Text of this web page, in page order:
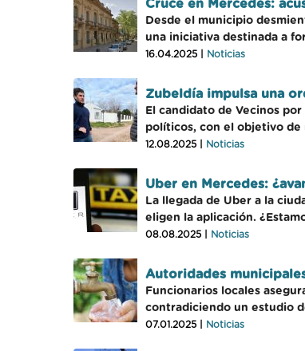
Cruce en Mercedes:
Desde el municipio
una iniciativa destinada a
16.04.2025 | Noticias
Zubeldía impulsa una
El candidato de Vecinos
políticos, con el objetivo de
12.08.2025 | Noticias
Uber en Mercedes:
La llegada de Uber a la
eligen la aplicación.
08.08.2025 | Noticias
Autoridades
Funcionarios locales
contradiciendo un estudio
07.01.2025 | Noticias